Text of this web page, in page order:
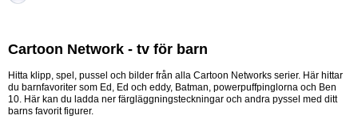
Cartoon Network - tv för barn
Hitta klipp, spel, pussel och bilder från alla Cartoon Networks serier. Här hittar
du barnfavoriter som Ed, Ed och eddy, Batman, powerpuffpinglorna och Ben
10. Här kan du ladda ner färgläggningsteckningar och andra pyssel med ditt
barns favorit figurer.